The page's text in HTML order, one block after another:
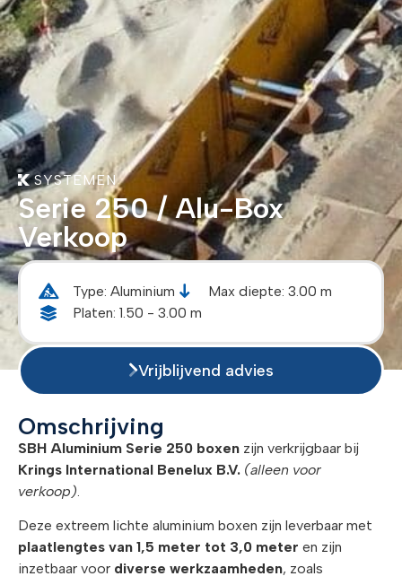
SYSTEMEN
Serie 250 / Alu-Box
Verkoop
Type: Aluminium
Max diepte: 3.00 m
Platen: 1.50 - 3.00 m
Vrijblijvend advies
Omschrijving
SBH Aluminium Serie 250 boxen zijn verkrijgbaar bij
Krings International Benelux B.V. (alleen voor
verkoop).
Deze extreem lichte aluminium boxen zijn leverbaar met
plaatlengtes van 1,5 meter tot 3,0 meter en zijn
inzetbaar voor diverse werkzaamheden, zoals